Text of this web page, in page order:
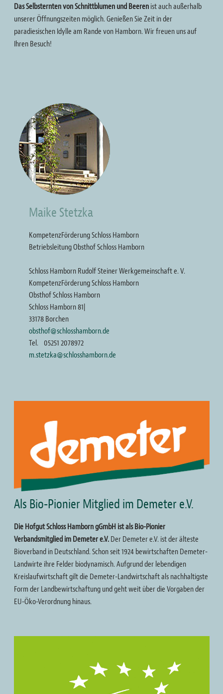
Das Selbsternten von Schnittblumen und Beerenist auch außerhalb
unserer Öffnungszeiten möglich. Genießen Sie Zeit in der
paradiesischen Idylle am Rande von Hamborn. Wir freuen uns auf
Ihren Besuch!
Maike Stetzka
KompetenzFörderung Schloss Hamborn
Betriebsleitung Obsthof Schloss Hamborn
Schloss Hamborn Rudolf Steiner Werkgemeinschaft e. V.
KompetenzFörderung Schloss Hamborn
Obsthof Schloss Hamborn
Schloss Hamborn 81|
33178 Borchen
obsthof@schlosshamborn.de
Tel.
05251 2078972
m.stetzka@schlosshamborn.de
Als Bio-Pionier Mitglied im Demeter e.V.
Die Hofgut Schloss Hamborn gGmbH ist als Bio-Pionier
Verbandsmitglied im Demeter e.V.Der Demeter e.V. ist der älteste
Bioverband in Deutschland. Schon seit 1924 bewirtschaften Demeter-
Landwirte ihre Felder biodynamisch. Aufgrund der lebendigen
Kreislaufwirtschaft gilt die Demeter-Landwirtschaft als nachhaltigste
Form der Landbewirtschaftung und geht weit über die Vorgaben der
EU-Öko-Verordnung hinaus.